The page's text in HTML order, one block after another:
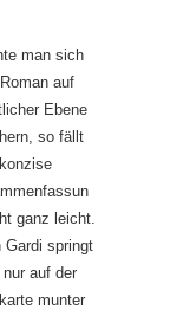
man sich
auf
Ebene
so fällt
ganz leicht.
Gardi springt
auf der
munter